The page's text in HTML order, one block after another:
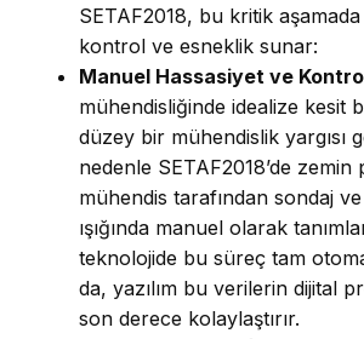
SETAF2018, bu kritik
kontrol ve esneklik sunar:
Manuel Hassasiyet ve
mühendisliğinde idealize kesit
düzey bir mühendislik yargısı
nedenle SETAF2018’de zemin
mühendis tarafından sondaj
ışığında manuel olarak
teknolojide bu süreç tam
da, yazılım bu verilerin dijital
son derece kolaylaştırır.